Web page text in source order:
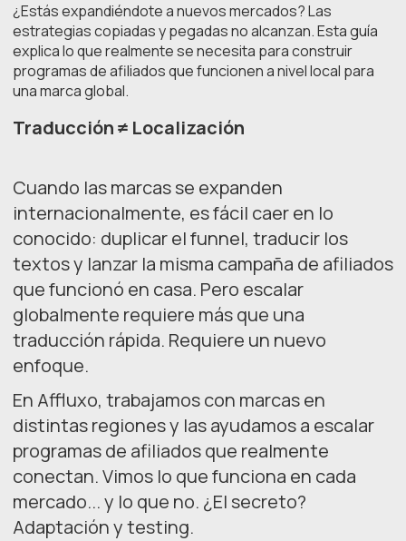
¿Estás expandiéndote a nuevos mercados? Las
estrategias copiadas y pegadas no alcanzan. Esta guía
explica lo que realmente se necesita para construir
programas de afiliados que funcionen a nivel local para
una marca global.
Traducción ≠ Localización
Cuando las marcas se expanden
internacionalmente, es fácil caer en lo
conocido: duplicar el funnel, traducir los
textos y lanzar la misma campaña de afiliados
que funcionó en casa. Pero escalar
globalmente requiere más que una
traducción rápida. Requiere un nuevo
enfoque.
En Affluxo, trabajamos con marcas en
distintas regiones y las ayudamos a escalar
programas de afiliados que realmente
conectan. Vimos lo que funciona en cada
mercado... y lo que no. ¿El secreto?
Adaptación y testing.